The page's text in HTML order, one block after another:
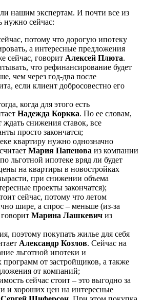
нашим экспертам. И почти все из
нужно сейчас:
потому что дорогую ипотеку
а интересные предложения
сейчас, говорит Алексей Плюта.
что рефинансирование будет
чем через год-два после
если клиент добросовестно его
когда для этого есть
Надежда Коркка. По ее словам,
ждать снижения ставок, все
просто закончатся;
квартиру нужно однозначно
Мария Папенова из компании
льготной ипотеке вряд ли будет
на квартиры в новостройках
при снижении объема
проекты закончатся);
сейчас, потому что летом
шире, а спрос – меньше (из-за
Марина Лашкевич из
поэтому покупать жилье для себя
Александр Козлов. Сейчас на
льготной ипотеки и
от застройщиков, а также
от компаний;
сейчас стоит – это выгодно за
и хороших цен на интересные